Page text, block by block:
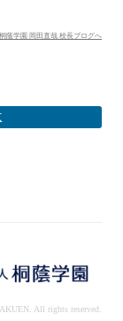
桐蔭学園 岡田直哉 校長ブログへ
All rights reserved.